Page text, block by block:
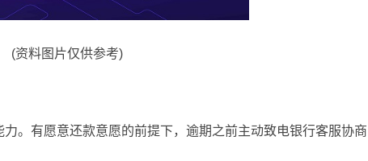
(资料图片仅供参考)
。有愿意还款意愿的前提下，逾期之前主动致电银行客服协商